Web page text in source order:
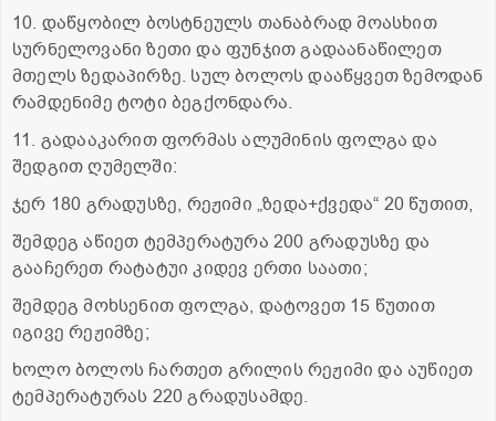
10. დაწყობილ ბოსტნეულს თანაბრად მოასხით
სურნელოვანი ზეთი და ფუნჯით გადაანაწილეთ
მთელს ზედაპირზე. სულ ბოლოს დააწყვეთ ზემოდან
რამდენიმე ტოტი ბეგქონდარა.
11. გადააკარით ფორმას ალუმინის ფოლგა და
შედგით ღუმელში:
ჯერ 180 გრადუსზე, რეჟიმი „ზედა+ქვედა“ 20 წუთით,
შემდეგ აწიეთ ტემპერატურა 200 გრადუსზე და
გააჩერეთ რატატუი კიდევ ერთი საათი;
შემდეგ მოხსენით ფოლგა, დატოვეთ 15 წუთით
იგივე რეჟიმზე;
ხოლო ბოლოს ჩართეთ გრილის რეჟიმი და აუწიეთ
ტემპერატურას 220 გრადუსამდე.